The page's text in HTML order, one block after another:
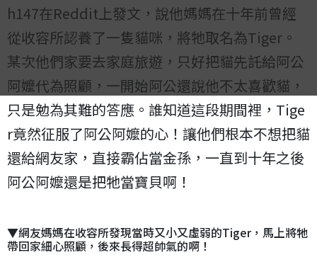
h147在Reddit上發文，說他媽媽在十年前曾經
從收容所認養了一隻貓咪，將牠取名為Tiger。
某次他們家要去家庭旅遊，只好把貓先託給阿公
阿嬤代為照顧，一開始阿公還說他不太喜歡貓，
只是勉為其難的答應。誰知道這段期間裡，Tige
r竟然征服了阿公阿嬤的心！讓他們根本不想把貓
還給網友家，直接霸佔當金孫，一直到十年之後
阿公阿嬤還是把牠當寶貝啊！
▼網友媽媽在收容所發現當時又小又虛弱的Tiger，馬上將牠
帶回家細心照顧，後來長得超帥氣的啊！